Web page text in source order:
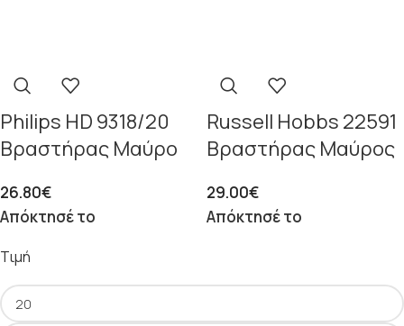
Τιμή
Philips HD 9318/20
Βραστήρας Μαύρο
26.80€
Απόκτησέ το
Russell Hobbs 22591
Βραστήρας Μαύρος
29.00€
Απόκτησέ το